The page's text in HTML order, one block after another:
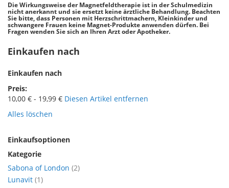
Die Wirkungsweise der Magnetfeldtherapie ist in der Schulmedizin
nicht anerkannt und sie ersetzt keine ärztliche Behandlung. Beachten
Sie bitte, dass Personen mit Herzschrittmachern, Kleinkinder und
schwangere Frauen keine Magnet-Produkte anwenden dürfen. Bei
Fragen wenden Sie sich an Ihren Arzt oder Apotheker.
Einkaufen nach
Einkaufen nach
Preis
10,00 € - 19,99 € Diesen Artikel entfernen
Alles löschen
Einkaufsoptionen
Kategorie
Sabona of London 2Artikel
Lunavit 1Artikel